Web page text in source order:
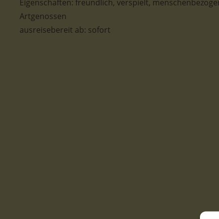
Eigenschaften: freundlich, verspielt,
Artgenossen
ausreisebereit ab: sofort